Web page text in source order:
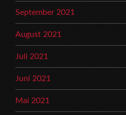
September 2021
August 2021
Juli 2021
Juni 2021
Mai 2021